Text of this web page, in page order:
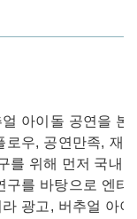
아이돌 공연을
우, 공연만족, 재
를 위해 먼저 국내
를 바탕으로 엔
광고, 버추얼 아